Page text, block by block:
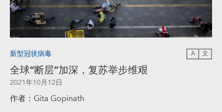
新型冠状病毒 A 文
全球“断层”加深，复苏举步维艰
2021年10月12日
作者：Gita Gopinath